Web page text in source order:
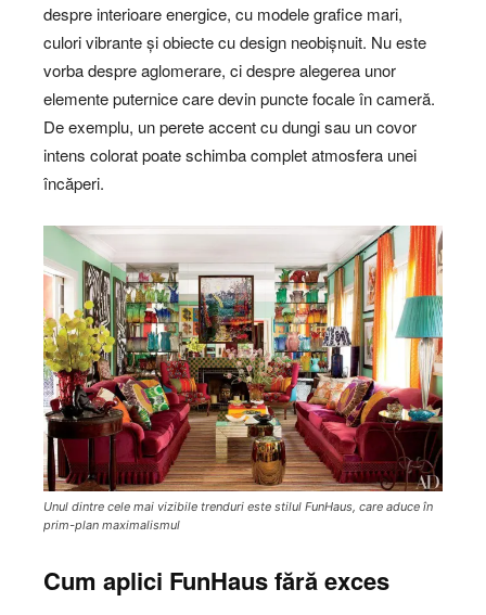
despre interioare energice, cu modele grafice mari,
culori vibrante și obiecte cu design neobișnuit. Nu este
vorba despre aglomerare, ci despre alegerea unor
elemente puternice care devin puncte focale în cameră.
De exemplu, un perete accent cu dungi sau un covor
intens colorat poate schimba complet atmosfera unei
încăperi.
Unul dintre cele mai vizibile trenduri este stilul FunHaus, care aduce în
prim-plan maximalismul
Cum aplici FunHaus fără exces